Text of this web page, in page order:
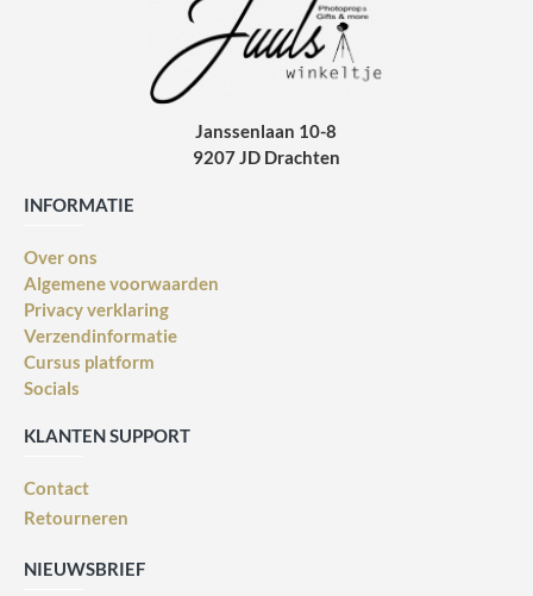
Janssenlaan 10-8
9207 JD Drachten
INFORMATIE
Over ons
Algemene voorwaarden
Privacy verklaring
Verzendinformatie
Cursus platform
Socials
KLANTEN SUPPORT
Contact
Retourneren
NIEUWSBRIEF